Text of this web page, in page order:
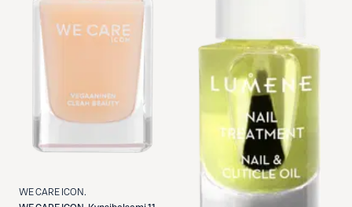
WE CARE ICON.